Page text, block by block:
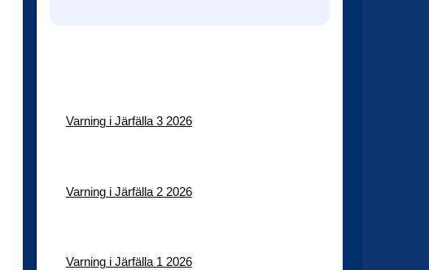
Varning i Järfälla 3 2026
Varning i Järfälla 2 2026
Varning i Järfälla 1 2026